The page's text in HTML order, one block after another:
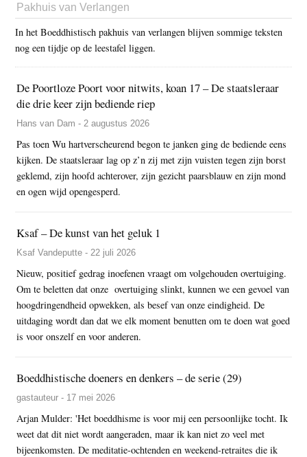
Pakhuis van Verlangen
In het Boeddhistisch pakhuis van verlangen blijven sommige teksten
nog een tijdje op de leestafel liggen.
De Poortloze Poort voor nitwits, koan 17 – De staatsleraar
die drie keer zijn bediende riep
Hans van Dam - 2 augustus 2026
Pas toen Wu hartverscheurend begon te janken ging de bediende eens
kijken. De staatsleraar lag op z’n zij met zijn vuisten tegen zijn borst
geklemd, zijn hoofd achterover, zijn gezicht paarsblauw en zijn mond
en ogen wijd opengesperd.
Ksaf – De kunst van het geluk 1
Ksaf Vandeputte - 22 juli 2026
Nieuw, positief gedrag inoefenen vraagt om volgehouden overtuiging.
Om te beletten dat onze overtuiging slinkt, kunnen we een gevoel van
hoogdringendheid opwekken, als besef van onze eindigheid. De
uitdaging wordt dan dat we elk moment benutten om te doen wat goed
is voor onszelf en voor anderen.
Boeddhistische doeners en denkers – de serie (29)
gastauteur - 17 mei 2026
Arjan Mulder: 'Het boeddhisme is voor mij een persoonlijke tocht. Ik
weet dat dit niet wordt aangeraden, maar ik kan niet zo veel met
bijeenkomsten. De meditatie-ochtenden en weekend-retraites die ik